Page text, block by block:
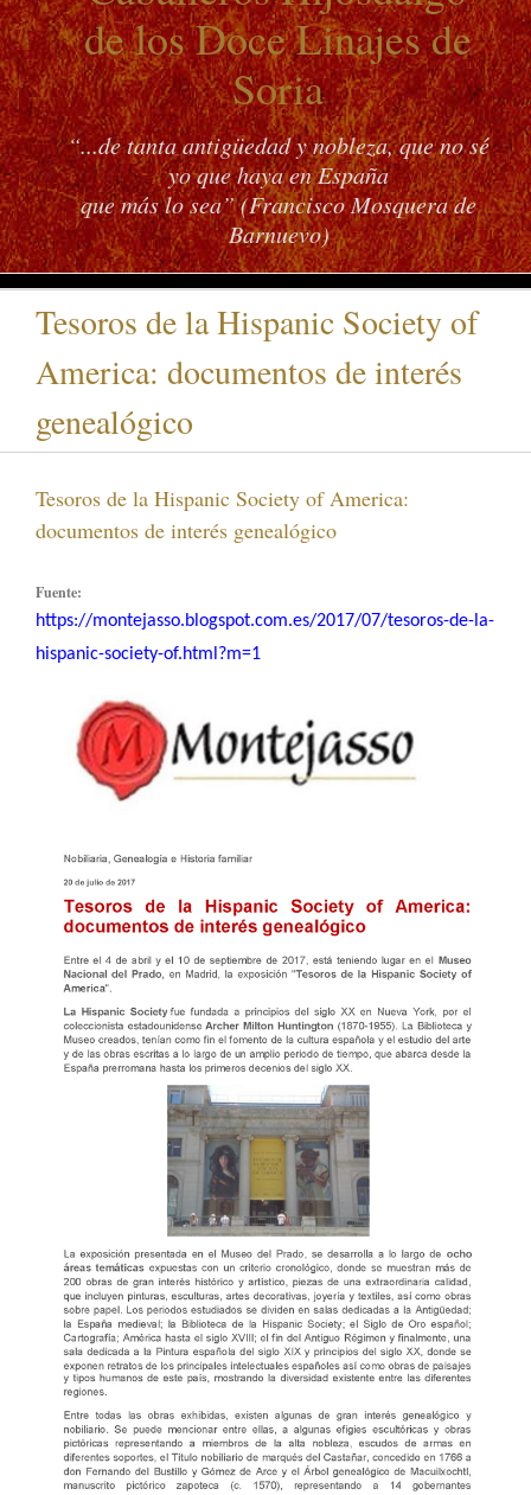
de los Doce Linajes de
Soria
“...de tanta antigüedad y nobleza, que no sé
yo que haya en España
que más lo sea” (Francisco Mosquera de
Barnuevo)
Tesoros de la Hispanic Society of
America: documentos de interés
genealógico
Tesoros de la Hispanic Society of America:
documentos de interés genealógico
Fuente:
https://montejasso.blogspot.com.es/2017/07/tesoros-de-la-
hispanic-society-of.html?m=1